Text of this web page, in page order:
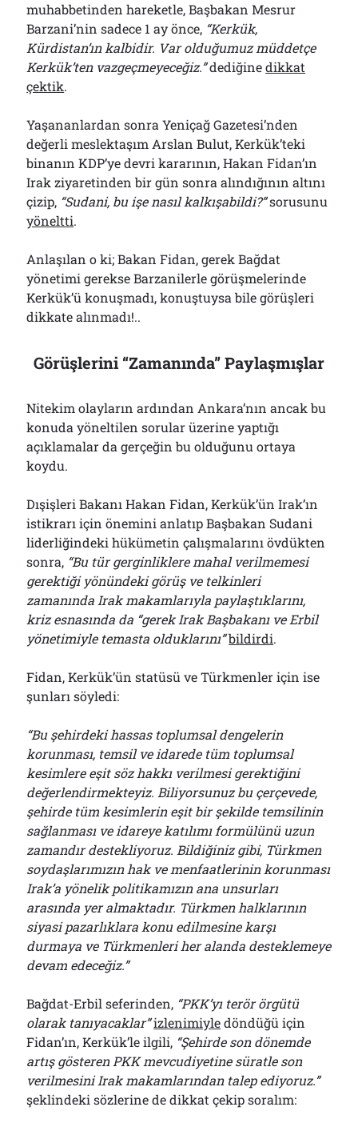
muhabbetinden hareketle, Başbakan Mesrur
Barzani’nin sadece 1 ay önce, “Kerkük,
Kürdistan’ın kalbidir. Var olduğumuz müddetçe
Kerkük’ten vazgeçmeyeceğiz.”dediğinedikkat
çektik.
Yaşananlardan sonra Yeniçağ Gazetesi’nden
değerli meslektaşım Arslan Bulut, Kerkük’teki
binanın KDP’ye devri kararının, Hakan Fidan’ın
Irak ziyaretinden bir gün sonra alındığının altını
çizip, “Sudani, bu işe nasıl kalkışabildi?”sorusunu
yöneltti.
Anlaşılan o ki; Bakan Fidan, gerek Bağdat
yönetimi gerekse Barzanilerle görüşmelerinde
Kerkük’ü konuşmadı, konuştuysa bile görüşleri
dikkate alınmadı!..
Görüşlerini “Zamanında” Paylaşmışlar
Nitekim olayların ardından Ankara’nın ancak bu
konuda yöneltilen sorular üzerine yaptığı
açıklamalar da gerçeğin bu olduğunu ortaya
koydu.
Dışişleri Bakanı Hakan Fidan, Kerkük’ün Irak’ın
istikrarı için önemini anlatıp Başbakan Sudani
liderliğindeki hükümetin çalışmalarını övdükten
sonra, “Bu tür gerginliklere mahal verilmemesi
gerektiği yönündeki görüş ve telkinleri
zamanında Irak makamlarıyla paylaştıklarını,
kriz esnasında da “gerek Irak Başbakanı ve Erbil
yönetimiyle temasta olduklarını”bildirdi.
Fidan, Kerkük’ün statüsü ve Türkmenler için ise
şunları söyledi:
“Bu şehirdeki hassas toplumsal dengelerin
korunması, temsil ve idarede tüm toplumsal
kesimlere eşit söz hakkı verilmesi gerektiğini
değerlendirmekteyiz. Biliyorsunuz bu çerçevede,
şehirde tüm kesimlerin eşit bir şekilde temsilinin
sağlanması ve idareye katılımı formülünü uzun
zamandır destekliyoruz. Bildiğiniz gibi, Türkmen
soydaşlarımızın hak ve menfaatlerinin korunması
Irak’a yönelik politikamızın ana unsurları
arasında yer almaktadır. Türkmen halklarının
siyasi pazarlıklara konu edilmesine karşı
durmaya ve Türkmenleri her alanda desteklemeye
devam edeceğiz.”
Bağdat-Erbil seferinden, “PKK’yı terör örgütü
olarak tanıyacaklar”izlenimiyledöndüğü için
Fidan’ın, Kerkük’le ilgili, “Şehirde son dönemde
artış gösteren PKK mevcudiyetine süratle son
verilmesini Irak makamlarından talep ediyoruz.”
şeklindeki sözlerine de dikkat çekip soralım: